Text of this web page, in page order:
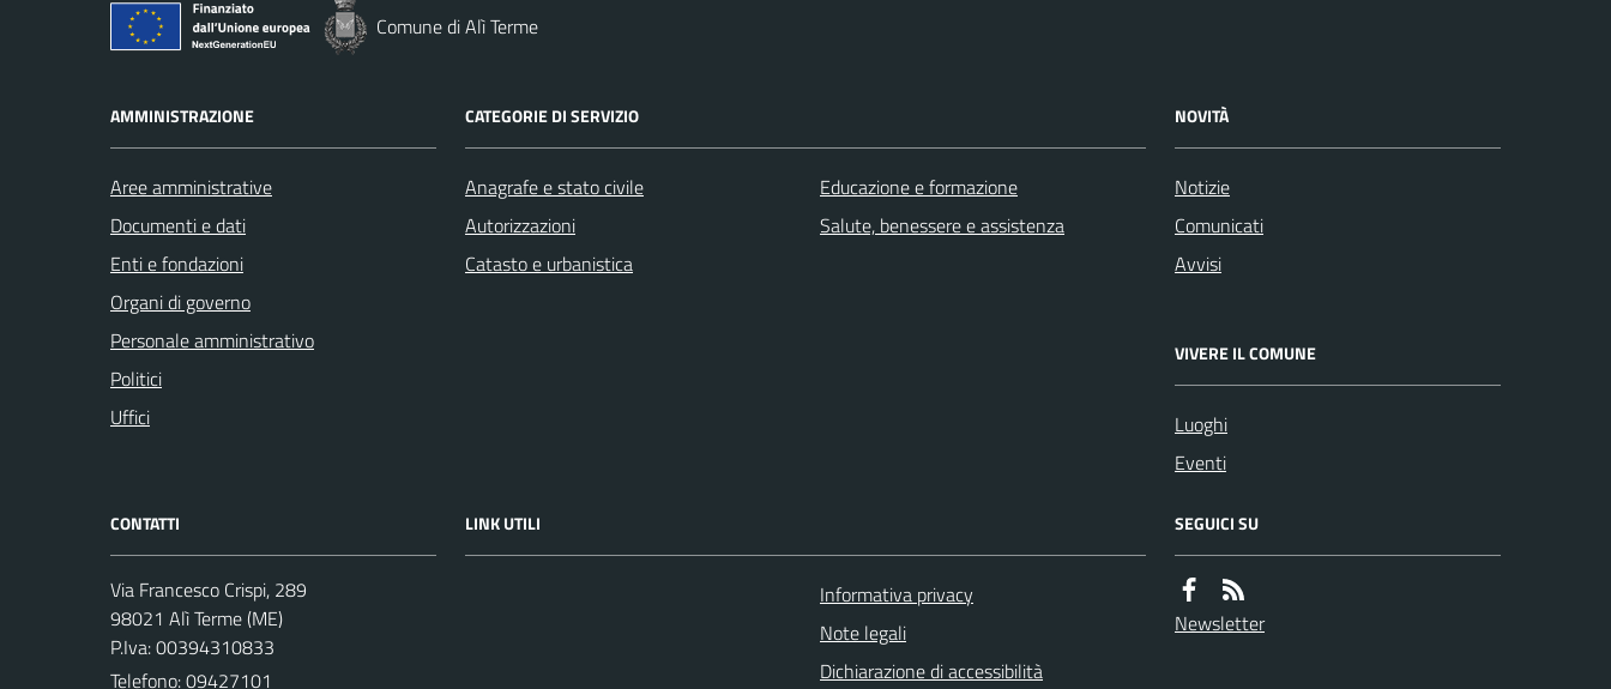
Comune di Alì Terme
AMMINISTRAZIONE
Aree amministrative
Documenti e dati
Enti e fondazioni
Organi di governo
Personale amministrativo
Politici
Uffici
CATEGORIE DI SERVIZIO
Anagrafe e stato civile
Autorizzazioni
Catasto e urbanistica
Educazione e formazione
Salute, benessere e assistenza
NOVITÀ
Notizie
Comunicati
Avvisi
VIVERE IL COMUNE
Luoghi
Eventi
CONTATTI
Via Francesco Crispi, 289
98021 Alì Terme (ME)
P.Iva: 00394310833
Telefono:09427101
LINK UTILI
Informativa privacy
Note legali
Dichiarazione di accessibilità
SEGUICI SU
Newsletter